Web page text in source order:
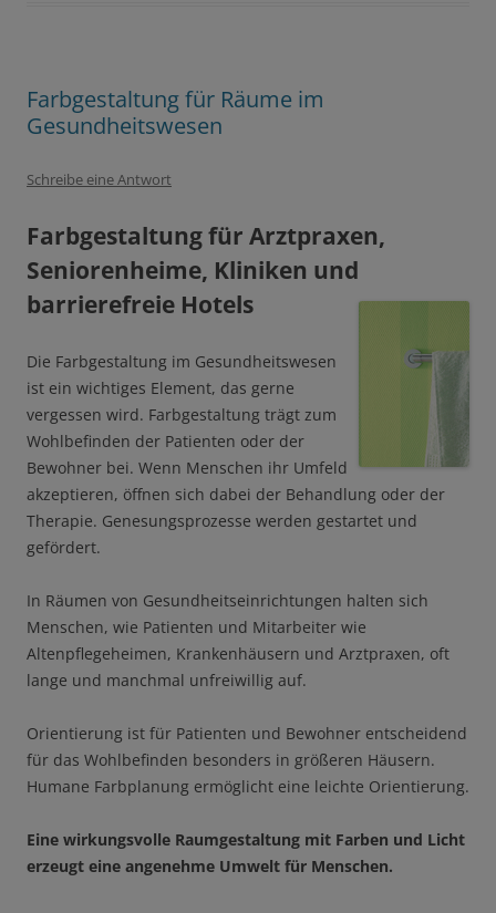
Farbgestaltung für Räume im
Gesundheitswesen
Schreibe eine Antwort
Farbgestaltung für Arztpraxen,
Seniorenheime, Kliniken und
barrierefreie Hotels
Die Farbgestaltung im Gesundheitswesen
ist ein wichtiges Element, das gerne
vergessen wird. Farbgestaltung trägt zum
Wohlbefinden der Patienten oder der
Bewohner bei. Wenn Menschen ihr Umfeld
akzeptieren, öffnen sich dabei der Behandlung oder der
Therapie. Genesungsprozesse werden gestartet und
gefördert.
In Räumen von Gesundheitseinrichtungen halten sich
Menschen, wie Patienten und Mitarbeiter wie
Altenpflegeheimen, Krankenhäusern und Arztpraxen, oft
lange und manchmal unfreiwillig auf.
Orientierung ist für Patienten und Bewohner entscheidend
für das Wohlbefinden besonders in größeren Häusern.
Humane Farbplanung ermöglicht eine leichte Orientierung.
Eine wirkungsvolle Raumgestaltung mit Farben und Licht
erzeugt eine angenehme Umwelt für Menschen.